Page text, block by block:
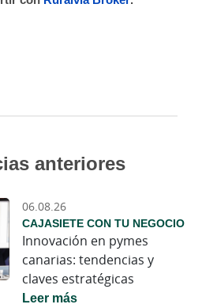
anteriores
06.08.26
CAJASIETE CON TU NEGOCIO
Innovación en pymes
canarias: tendencias y
claves estratégicas
Leer más